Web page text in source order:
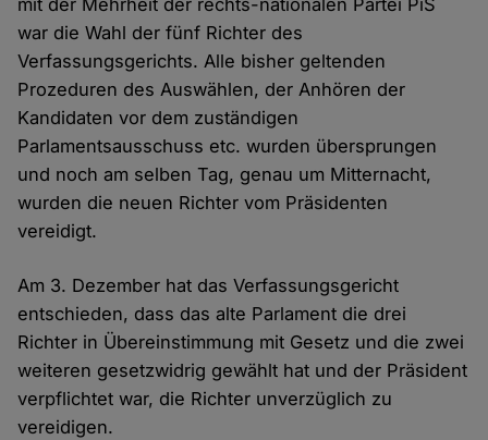
mit der Mehrheit der rechts-nationalen Partei PiS
war die Wahl der fünf Richter des
Verfassungsgerichts. Alle bisher geltenden
Prozeduren des Auswählen, der Anhören der
Kandidaten vor dem zuständigen
Parlamentsausschuss etc. wurden übersprungen
und noch am selben Tag, genau um Mitternacht,
wurden die neuen Richter vom Präsidenten
vereidigt.
Am 3. Dezember hat das Verfassungsgericht
entschieden, dass das alte Parlament die drei
Richter in Übereinstimmung mit Gesetz und die zwei
weiteren gesetzwidrig gewählt hat und der Präsident
verpflichtet war, die Richter unverzüglich zu
vereidigen.